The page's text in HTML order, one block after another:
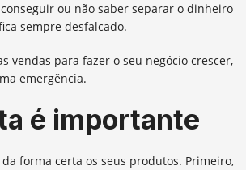
ou não saber separar o dinheiro
sempre desfalcado.
vendas para fazer o seu negócio crescer,
emergência.
é importante
forma certa os seus produtos. Primeiro,